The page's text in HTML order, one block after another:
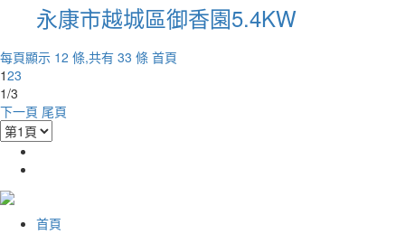
永康市越城區御香園5.4KW
每頁顯示 12 條,共有 33 條 首頁
123
1/3
下一頁 尾頁
首頁